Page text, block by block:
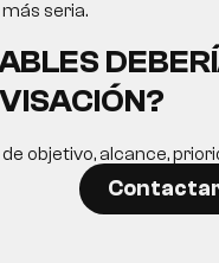
seria.
objetivo, alcance,